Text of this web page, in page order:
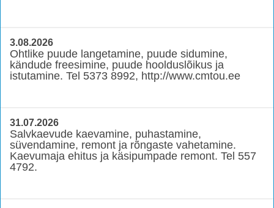
3.08.2026
Ohtlike puude langetamine, puude sidumine,
kändude freesimine, puude hoolduslõikus ja
istutamine. Tel 5373 8992, http://www.cmtou.ee
31.07.2026
Salvkaevude kaevamine, puhastamine,
süvendamine, remont ja rõngaste vahetamine.
Kaevumaja ehitus ja käsipumpade remont. Tel 557
4792.